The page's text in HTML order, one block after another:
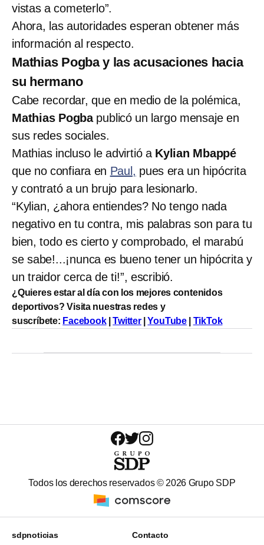
vistas a cometerlo”.
Ahora, las autoridades esperan obtener más
información al respecto.
Mathias Pogba y las acusaciones hacia
su hermano
Cabe recordar, que en medio de la polémica,
Mathias Pogbapublicó un largo mensaje en
sus redes sociales.
Mathias incluso le advirtió a Kylian Mbappé
que no confiara en Paul, pues era un hipócrita
y contrató a un brujo para lesionarlo.
“Kylian, ¿ahora entiendes? No tengo nada
negativo en tu contra, mis palabras son para tu
bien, todo es cierto y comprobado, el marabú
se sabe!...¡nunca es bueno tener un hipócrita y
un traidor cerca de ti!”, escribió.
¿Quieres estar al día con los mejores contenidos
deportivos? Visita nuestras redes y
suscríbete: Facebook|Twitter|YouTube TikTok
Todos los derechos reservados © 2026 Grupo SDP
sdpnoticias Contacto